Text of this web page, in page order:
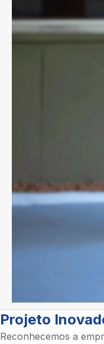
Projeto
Reconhecemos a